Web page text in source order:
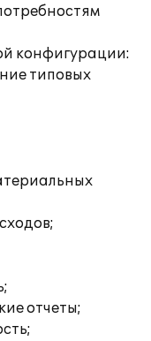
конфигурации:
типовых
отчеты;